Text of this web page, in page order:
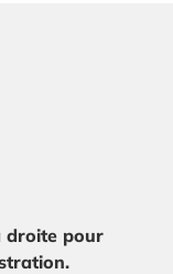
droite pour